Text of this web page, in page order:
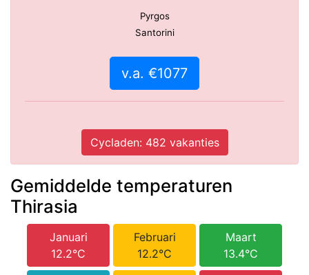
Pyrgos
Santorini
v.a. €1077
Cycladen: 482 vakanties
Gemiddelde temperaturen
Thirasia
Januari
12.2°C
Februari
12.2°C
Maart
13.4°C